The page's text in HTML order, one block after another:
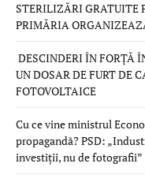
STERILIZĂRI GRATUITE
PRIMĂRIA
DESCINDERI ÎN FORȚĂ
UN DOSAR DE FURT DE
FOTOVOLTAICE
Cu ce vine ministrul
propagandă? PSD:
investiții, nu de fotografii”